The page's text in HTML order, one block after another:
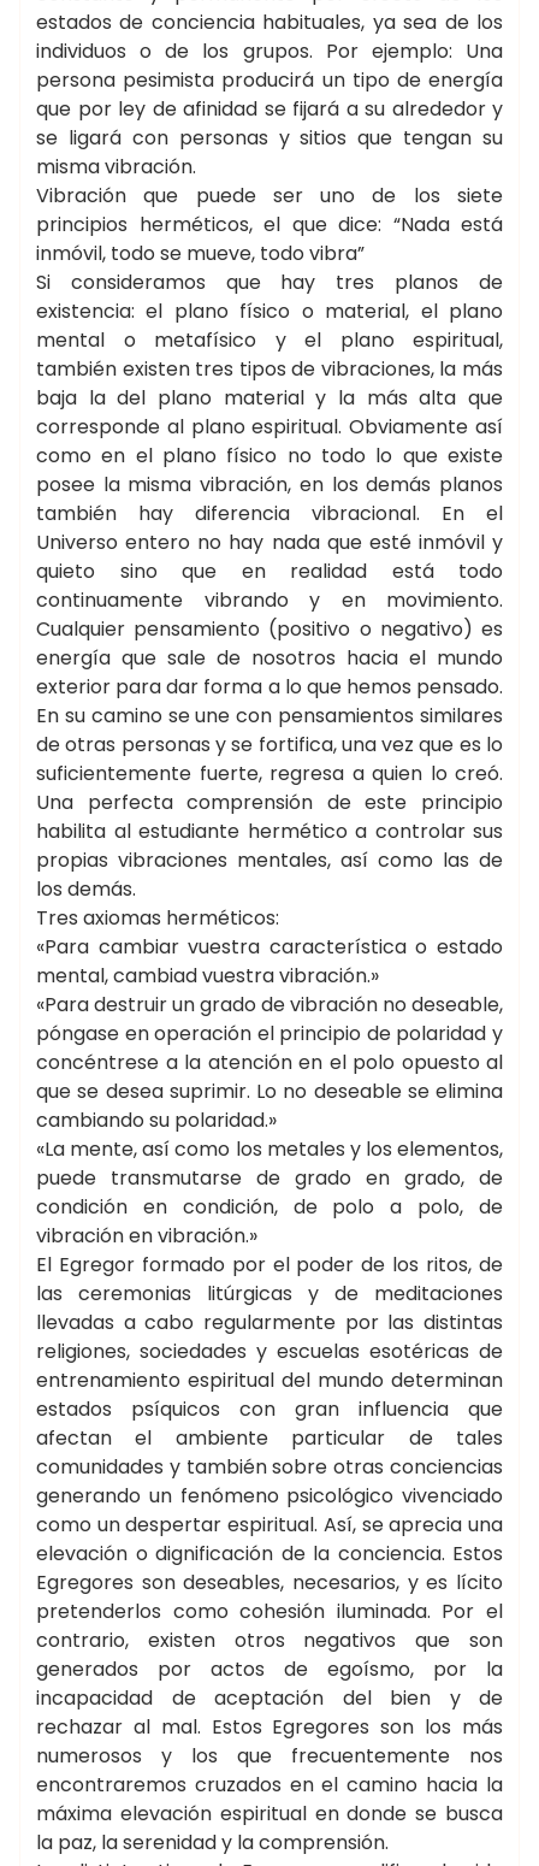
estados de conciencia habituales, ya sea de los
individuos o de los grupos. Por ejemplo: Una
persona pesimista producirá un tipo de energía
que por ley de afinidad se fijará a su alrededor y
se ligará con personas y sitios que tengan su
misma vibración.
Vibración que puede ser uno de los siete
principios herméticos, el que dice: “Nada está
inmóvil, todo se mueve, todo vibra”
Si consideramos que hay tres planos de
existencia: el plano físico o material, el plano
mental o metafísico y el plano espiritual,
también existen tres tipos de vibraciones, la más
baja la del plano material y la más alta que
corresponde al plano espiritual. Obviamente así
como en el plano físico no todo lo que existe
posee la misma vibración, en los demás planos
también hay diferencia vibracional. En el
Universo entero no hay nada que esté inmóvil y
quieto sino que en realidad está todo
continuamente vibrando y en movimiento.
Cualquier pensamiento (positivo o negativo) es
energía que sale de nosotros hacia el mundo
exterior para dar forma a lo que hemos pensado.
En su camino se une con pensamientos similares
de otras personas y se fortifica, una vez que es lo
suficientemente fuerte, regresa a quien lo creó.
Una perfecta comprensión de este principio
habilita al estudiante hermético a controlar sus
propias vibraciones mentales, así como las de
los demás.
Tres axiomas herméticos:
«Para cambiar vuestra característica o estado
mental, cambiad vuestra vibración.»
«Para destruir un grado de vibración no deseable,
póngase en operación el principio de polaridad y
concéntrese a la atención en el polo opuesto al
que se desea suprimir. Lo no deseable se elimina
cambiando su polaridad.»
«La mente, así como los metales y los elementos,
puede transmutarse de grado en grado, de
condición en condición, de polo a polo, de
vibración en vibración.»
El Egregor formado por el poder de los ritos, de
las ceremonias litúrgicas y de meditaciones
llevadas a cabo regularmente por las distintas
religiones, sociedades y escuelas esotéricas de
entrenamiento espiritual del mundo determinan
estados psíquicos con gran influencia que
afectan el ambiente particular de tales
comunidades y también sobre otras conciencias
generando un fenómeno psicológico vivenciado
como un despertar espiritual. Así, se aprecia una
elevación o dignificación de la conciencia. Estos
Egregores son deseables, necesarios, y es lícito
pretenderlos como cohesión iluminada. Por el
contrario, existen otros negativos que son
generados por actos de egoísmo, por la
incapacidad de aceptación del bien y de
rechazar al mal. Estos Egregores son los más
numerosos y los que frecuentemente nos
encontraremos cruzados en el camino hacia la
máxima elevación espiritual en donde se busca
la paz, la serenidad y la comprensión.